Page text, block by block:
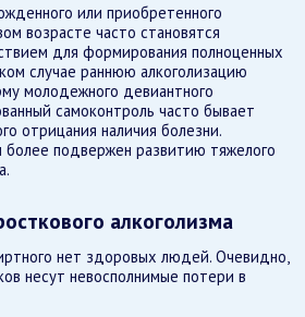
или приобретенного
возрасте часто становятся
для формирования полноценных
случае раннюю алкоголизацию
молодежного девиантного
самоконтроль часто бывает
отрицания наличия болезни.
подвержен развитию тяжелого
алкоголизма
нет здоровых людей. Очевидно,
несут невосполнимые потери в